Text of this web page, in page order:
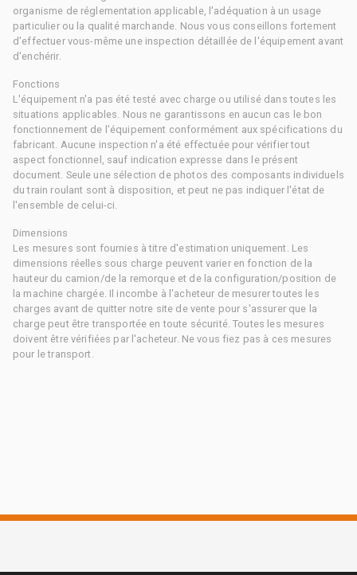
organisme de réglementation applicable, l'adéquation à un usage
particulier ou la qualité marchande. Nous vous conseillons fortement
d'effectuer vous-même une inspection détaillée de l'équipement avant
d'enchérir.
Fonctions
L'équipement n'a pas été testé avec charge ou utilisé dans toutes les
situations applicables. Nous ne garantissons en aucun cas le bon
fonctionnement de l'équipement conformément aux spécifications du
fabricant. Aucune inspection n'a été effectuée pour vérifier tout
aspect fonctionnel, sauf indication expresse dans le présent
document. Seule une sélection de photos des composants individuels
du train roulant sont à disposition, et peut ne pas indiquer l'état de
l'ensemble de celui-ci.
Dimensions
Les mesures sont fournies à titre d'estimation uniquement. Les
dimensions réelles sous charge peuvent varier en fonction de la
hauteur du camion/de la remorque et de la configuration/position de
la machine chargée. Il incombe à l'acheteur de mesurer toutes les
charges avant de quitter notre site de vente pour s'assurer que la
charge peut être transportée en toute sécurité. Toutes les mesures
doivent être vérifiées par l'acheteur. Ne vous fiez pas à ces mesures
pour le transport.